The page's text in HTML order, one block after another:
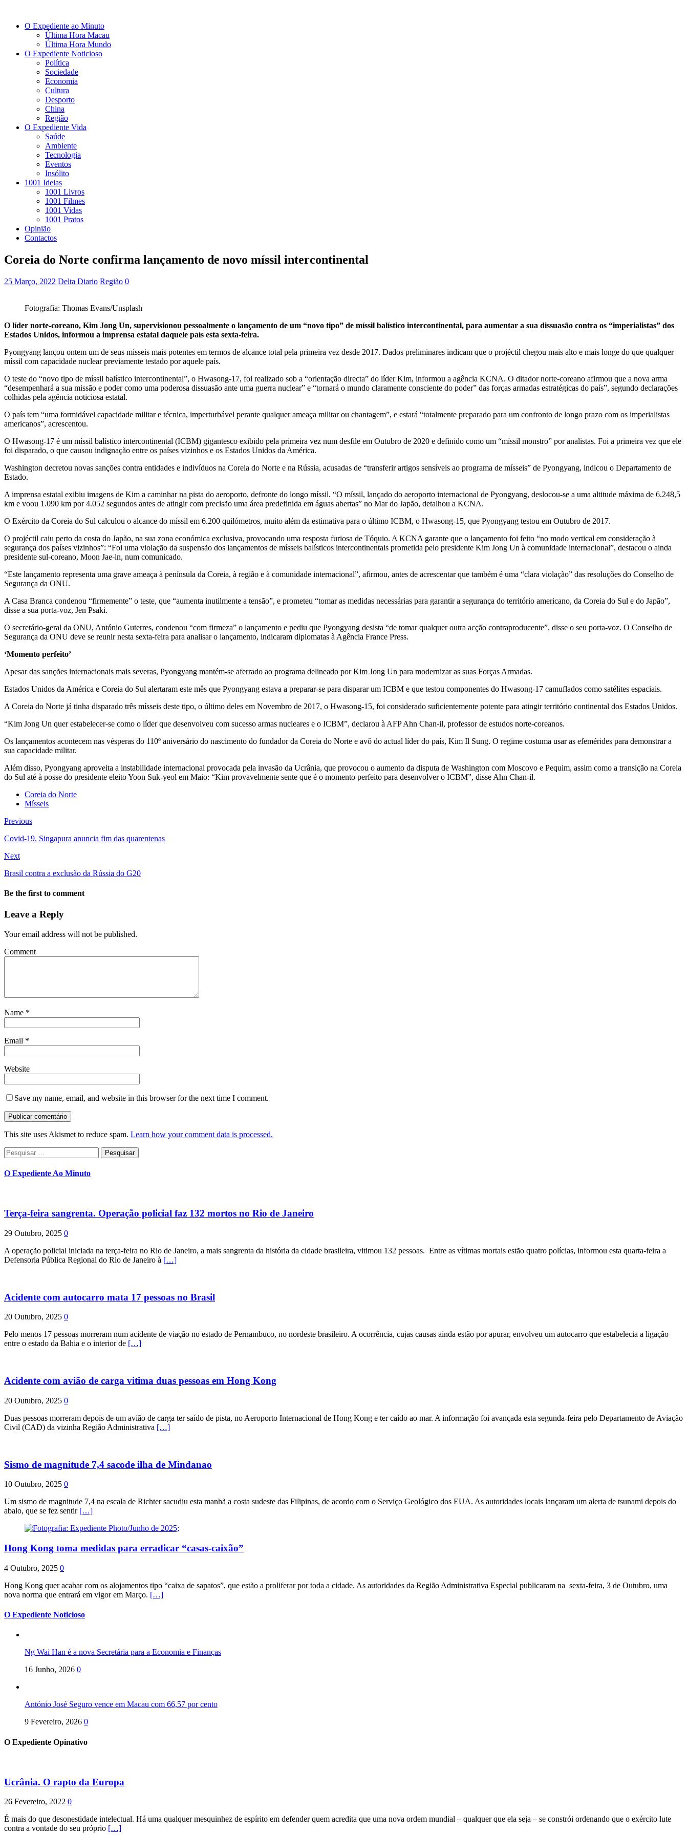
O Expediente ao Minuto
Última Hora Macau
Última Hora Mundo
O Expediente Noticioso
Política
Sociedade
Economia
Cultura
Desporto
China
Região
O Expediente Vida
Saúde
Ambiente
Tecnologia
Eventos
Insólito
1001 Ideias
1001 Livros
1001 Filmes
1001 Vidas
1001 Pratos
Opinião
Contactos
Coreia do Norte confirma lançamento de novo míssil intercontinental
25 Março, 2022 Delta Diario Região 0
Fotografia: Thomas Evans/Unsplash
O líder norte-coreano, Kim Jong Un, supervisionou pessoalmente o lançamento de um “novo tipo” de míssil balístico intercontinental, para aumentar a sua dissuasão contra os “imperialistas” dos
Estados Unidos, informou a imprensa estatal daquele país esta sexta-feira.
Pyongyang lançou ontem um de seus mísseis mais potentes em termos de alcance total pela primeira vez desde 2017. Dados preliminares indicam que o projéctil chegou mais alto e mais longe do que qualquer
míssil com capacidade nuclear previamente testado por aquele país.
O teste do “novo tipo de míssil balístico intercontinental”, o Hwasong-17, foi realizado sob a “orientação directa” do líder Kim, informou a agência KCNA. O ditador norte-coreano afirmou que a nova arma
“desempenhará a sua missão e poder como uma poderosa dissuasão ante uma guerra nuclear” e “tornará o mundo claramente consciente do poder” das forças armadas estratégicas do país”, segundo declarações
colhidas pela agência noticiosa estatal.
O país tem “uma formidável capacidade militar e técnica, imperturbável perante qualquer ameaça militar ou chantagem”, e estará “totalmente preparado para um confronto de longo prazo com os imperialistas
americanos”, acrescentou.
O Hwasong-17 é um míssil balístico intercontinental (ICBM) gigantesco exibido pela primeira vez num desfile em Outubro de 2020 e definido como um “míssil monstro” por analistas. Foi a primeira vez que ele
foi disparado, o que causou indignação entre os países vizinhos e os Estados Unidos da América.
Washington decretou novas sanções contra entidades e indivíduos na Coreia do Norte e na Rússia, acusadas de “transferir artigos sensíveis ao programa de mísseis” de Pyongyang, indicou o Departamento de
Estado.
A imprensa estatal exibiu imagens de Kim a caminhar na pista do aeroporto, defronte do longo míssil. “O míssil, lançado do aeroporto internacional de Pyongyang, deslocou-se a uma altitude máxima de 6.248,5
km e voou 1.090 km por 4.052 segundos antes de atingir com precisão uma área predefinida em águas abertas” no Mar do Japão, detalhou a KCNA.
O Exército da Coreia do Sul calculou o alcance do míssil em 6.200 quilómetros, muito além da estimativa para o último ICBM, o Hwasong-15, que Pyongyang testou em Outubro de 2017.
O projéctil caiu perto da costa do Japão, na sua zona económica exclusiva, provocando uma resposta furiosa de Tóquio. A KCNA garante que o lançamento foi feito “no modo vertical em consideração à
segurança dos países vizinhos”: “Foi uma violação da suspensão dos lançamentos de mísseis balísticos intercontinentais prometida pelo presidente Kim Jong Un à comunidade internacional”, destacou o ainda
presidente sul-coreano, Moon Jae-in, num comunicado.
“Este lançamento representa uma grave ameaça à península da Coreia, à região e à comunidade internacional”, afirmou, antes de acrescentar que também é uma “clara violação” das resoluções do Conselho de
Segurança da ONU.
A Casa Branca condenou “firmemente” o teste, que “aumenta inutilmente a tensão”, e prometeu “tomar as medidas necessárias para garantir a segurança do território americano, da Coreia do Sul e do Japão”,
disse a sua porta-voz, Jen Psaki.
O secretário-geral da ONU, António Guterres, condenou “com firmeza” o lançamento e pediu que Pyongyang desista “de tomar qualquer outra acção contraproducente”, disse o seu porta-voz. O Conselho de
Segurança da ONU deve se reunir nesta sexta-feira para analisar o lançamento, indicaram diplomatas à Agência France Press.
‘Momento perfeito’
Apesar das sanções internacionais mais severas, Pyongyang mantém-se aferrado ao programa delineado por Kim Jong Un para modernizar as suas Forças Armadas.
Estados Unidos da América e Coreia do Sul alertaram este mês que Pyongyang estava a preparar-se para disparar um ICBM e que testou componentes do Hwasong-17 camuflados como satélites espaciais.
A Coreia do Norte já tinha disparado três mísseis deste tipo, o último deles em Novembro de 2017, o Hwasong-15, foi considerado suficientemente potente para atingir território continental dos Estados Unidos.
“Kim Jong Un quer estabelecer-se como o líder que desenvolveu com sucesso armas nucleares e o ICBM”, declarou à AFP Ahn Chan-il, professor de estudos norte-coreanos.
Os lançamentos acontecem nas vésperas do 110º aniversário do nascimento do fundador da Coreia do Norte e avô do actual líder do país, Kim Il Sung. O regime costuma usar as efemérides para demonstrar a
sua capacidade militar.
Além disso, Pyongyang aproveita a instabilidade internacional provocada pela invasão da Ucrânia, que provocou o aumento da disputa de Washington com Moscovo e Pequim, assim como a transição na Coreia
do Sul até à posse do presidente eleito Yoon Suk-yeol em Maio: “Kim provavelmente sente que é o momento perfeito para desenvolver o ICBM”, disse Ahn Chan-il.
Coreia do Norte
Mísseis
Previous
Covid-19. Singapura anuncia fim das quarentenas
Next
Brasil contra a exclusão da Rússia do G20
Be the first to comment
Leave a Reply
Your email address will not be published.
Comment
Name *
Email *
Website
Save my name, email, and website in this browser for the next time I comment.
This site uses Akismet to reduce spam. Learn how your comment data is processed.
Pesquisar
por:
O Expediente Ao Minuto
Terça-feira sangrenta. Operação policial faz 132 mortos no Rio de Janeiro
29 Outubro, 2025 0
A operação policial iniciada na terça-feira no Rio de Janeiro, a mais sangrenta da história da cidade brasileira, vitimou 132 pessoas. Entre as vítimas mortais estão quatro polícias, informou esta quarta-feira a
Defensoria Pública Regional do Rio de Janeiro à […]
Acidente com autocarro mata 17 pessoas no Brasil
20 Outubro, 2025 0
Pelo menos 17 pessoas morreram num acidente de viação no estado de Pernambuco, no nordeste brasileiro. A ocorrência, cujas causas ainda estão por apurar, envolveu um autocarro que estabelecia a ligação
entre o estado da Bahia e o interior de […]
Acidente com avião de carga vitima duas pessoas em Hong Kong
20 Outubro, 2025 0
Duas pessoas morreram depois de um avião de carga ter saído de pista, no Aeroporto Internacional de Hong Kong e ter caído ao mar. A informação foi avançada esta segunda-feira pelo Departamento de Aviação
Civil (CAD) da vizinha Região Administrativa […]
Sismo de magnitude 7,4 sacode ilha de Mindanao
10 Outubro, 2025 0
Um sismo de magnitude 7,4 na escala de Richter sacudiu esta manhã a costa sudeste das Filipinas, de acordo com o Serviço Geológico dos EUA. As autoridades locais lançaram um alerta de tsunami depois do
abalo, que se fez sentir […]
Hong Kong toma medidas para erradicar “casas-caixão”
4 Outubro, 2025 0
Hong Kong quer acabar com os alojamentos tipo “caixa de sapatos”, que estão a proliferar por toda a cidade. As autoridades da Região Administrativa Especial publicaram na sexta-feira, 3 de Outubro, uma
nova norma que entrará em vigor em Março. […]
O Expediente Noticioso
Ng Wai Han é a nova Secretária para a Economia e Finanças
16 Junho, 2026 0
António José Seguro vence em Macau com 66,57 por cento
9 Fevereiro, 2026 0
O Expediente Opinativo
Ucrânia. O rapto da Europa
26 Fevereiro, 2022 0
É mais do que desonestidade intelectual. Há uma qualquer mesquinhez de espírito em defender quem acredita que uma nova ordem mundial – qualquer que ela seja – se constrói ordenando que o exército lute
contra a vontade do seu próprio […]